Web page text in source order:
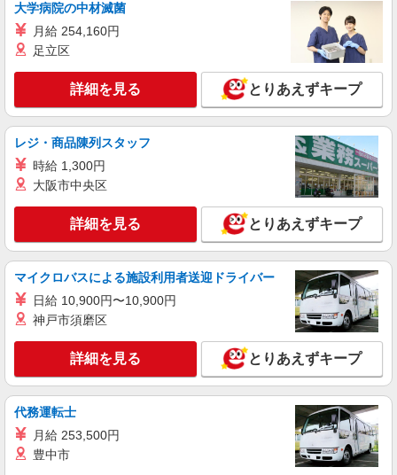
大学病院の中材滅菌
月給 254,160円
足立区
詳細を見る とりあえずキープ
レジ・商品陳列スタッフ
時給 1,300円
大阪市中央区
詳細を見る とりあえずキープ
マイクロバスによる施設利用者送迎ドライバー
日給 10,900円〜10,900円
神戸市須磨区
詳細を見る とりあえずキープ
代務運転士
月給 253,500円
豊中市